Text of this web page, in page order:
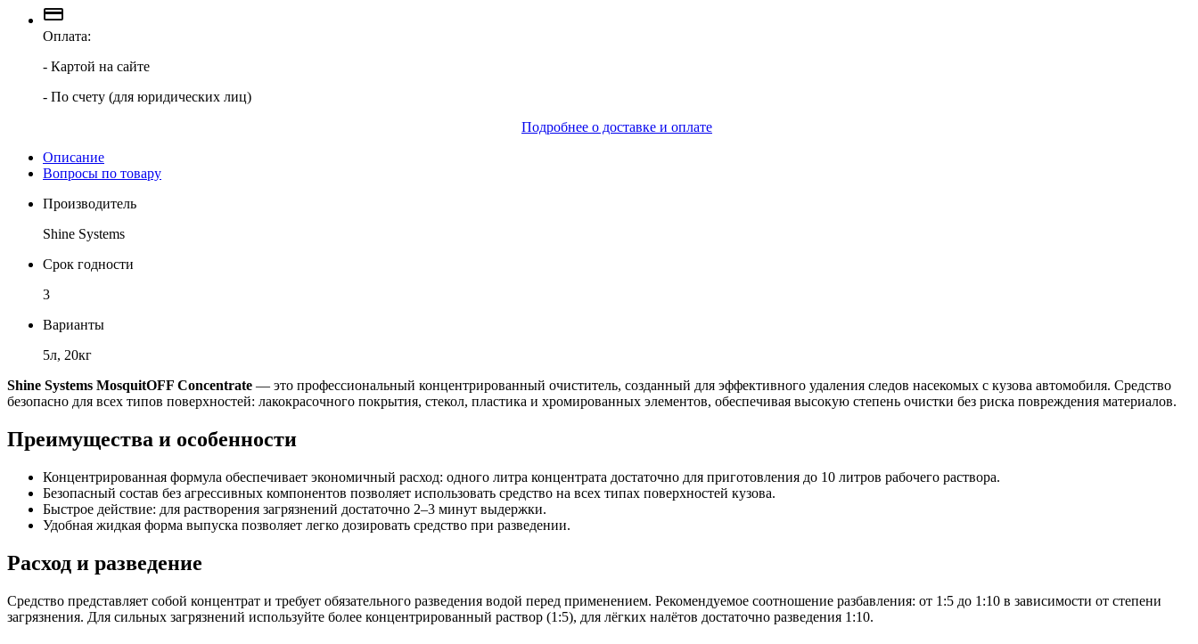
Оплата:
- Картой на сайте
- По счету (для юридических лиц)
Подробнее о доставке и оплате
Описание
Вопросы по товару
Производитель
Shine Systems
Срок годности
3
Варианты
5л, 20кг
Shine Systems MosquitOFF Concentrate — это профессиональный концентрированный очиститель, созданный для эффективного удаления следов насекомых с кузова автомобиля. Средство
безопасно для всех типов поверхностей: лакокрасочного покрытия, стекол, пластика и хромированных элементов, обеспечивая высокую степень очистки без риска повреждения материалов.
Преимущества и особенности
Концентрированная формула обеспечивает экономичный расход: одного литра концентрата достаточно для приготовления до 10 литров рабочего раствора.
Безопасный состав без агрессивных компонентов позволяет использовать средство на всех типах поверхностей кузова.
Быстрое действие: для растворения загрязнений достаточно 2–3 минут выдержки.
Удобная жидкая форма выпуска позволяет легко дозировать средство при разведении.
Расход и разведение
Средство представляет собой концентрат и требует обязательного разведения водой перед применением. Рекомендуемое соотношение разбавления: от 1:5 до 1:10 в зависимости от степени
загрязнения. Для сильных загрязнений используйте более концентрированный раствор (1:5), для лёгких налётов достаточно разведения 1:10.